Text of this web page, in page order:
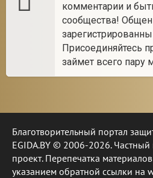
комментарии и
сообщества!
Присоединяйтесь
займет всего пару
Благотворительный портал
EGIDA.BY © 2006-2026.
проект. Перепечатка
указанием обратной ссылки на